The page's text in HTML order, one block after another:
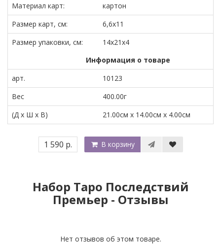
Материал карт:
картон
Размер карт, см:
6,6x11
Размер упаковки, см:
14x21x4
Информация о товаре
арт.
10123
Вес
400.00г
(Д x Ш x В)
21.00см x 14.00см x 4.00см
1 590 р. В корзину
Набор Таро Последствий
Премьер - Отзывы
Нет отзывов об этом товаре.